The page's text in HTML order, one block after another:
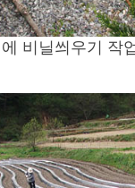
비닐씌우기 작